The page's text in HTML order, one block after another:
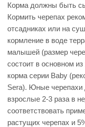
Корма должны быть
Кормить черепах
отсадниках или на
кормление в воде
малышей (размер
состоит в основном
корма серии Baby
Sera). Юные черепахи
взрослые 2-3 раза в
соответствовать
растущих черепах и